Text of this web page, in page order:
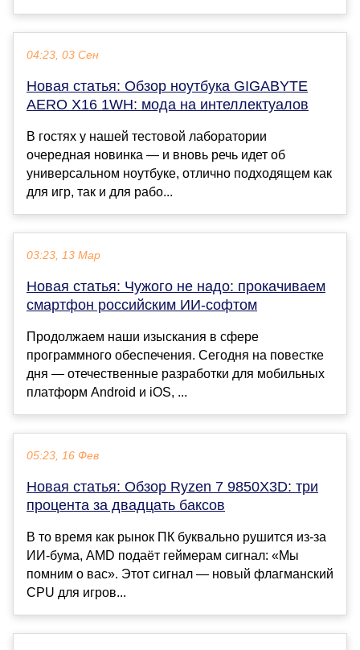
04:23, 03 Сен
Новая статья: Обзор ноутбука GIGABYTE
AERO X16 1WH: мода на интеллектуалов
В гостях у нашей тестовой лаборатории
очередная новинка — и вновь речь идет об
универсальном ноутбуке, отлично подходящем как
для игр, так и для рабо...
03:23, 13 Мар
Новая статья: Чужого не надо: прокачиваем
смартфон российским ИИ-софтом
Продолжаем наши изыскания в сфере
программного обеспечения. Сегодня на повестке
дня — отечественные разработки для мобильных
платформ Android и iOS, ...
05:23, 16 Фев
Новая статья: Обзор Ryzen 7 9850X3D: три
процента за двадцать баксов
В то время как рынок ПК буквально рушится из-за
ИИ-бума, AMD подаёт геймерам сигнал: «Мы
помним о вас». Этот сигнал — новый флагманский
CPU для игров...